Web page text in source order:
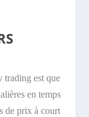
trading est que
en temps
de prix à court